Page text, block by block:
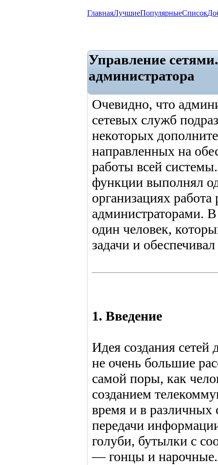
ГлавнаяЛучшиеПопулярныеСписок
Управление
администратора
Очевидно, что
сетевых служб
некоторых
направленных на
работы всей
функции выполнял
организациях
администраторами.
один человек,
задачи и
1. Введение
Идея создания
не очень большие
самой поры, как
созданием
время и в различных
передачи
голуби, бутылки с
— гонцы и нарочные.